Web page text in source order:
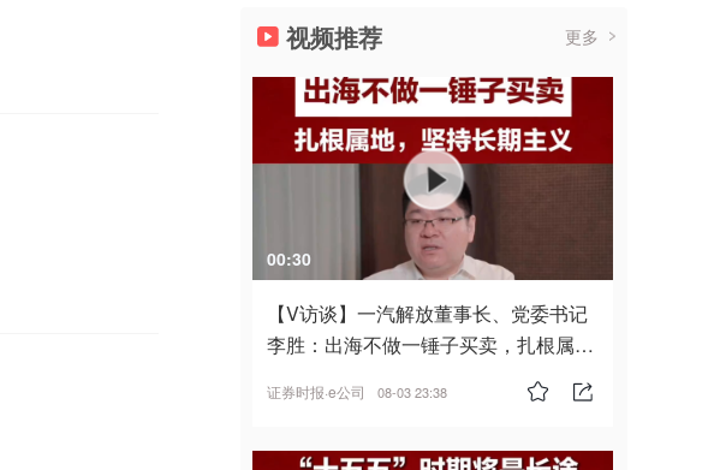
视频推荐 更多
00:30
【V访谈】一汽解放董事长、党委书记
李胜：出海不做一锤子买卖，扎根属
证券时报·e公司 08-03 23:38